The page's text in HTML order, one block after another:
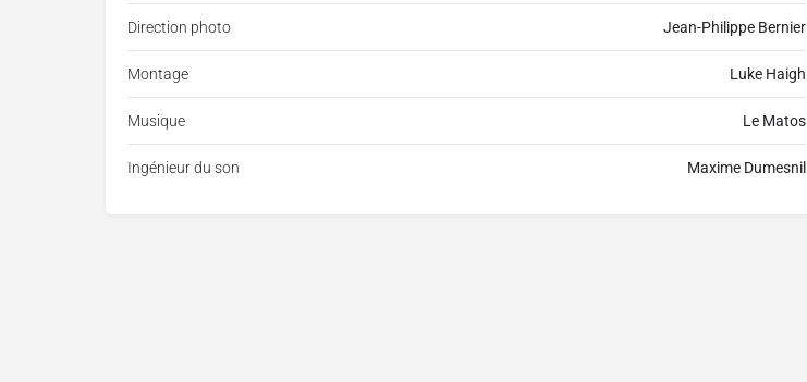
Direction photo Jean-Philippe Bernier
Montage Luke Haigh
Musique Le Matos
Ingénieur du son Maxime Dumesnil